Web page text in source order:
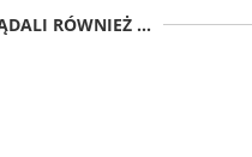
RÓWNIEŻ ...